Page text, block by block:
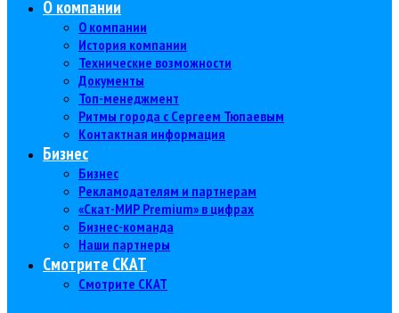
О компании
О компании
История компании
Технические возможности
Документы
Топ-менеджмент
Ритмы города с Сергеем Тюпаевым
Контактная информация
Бизнес
Бизнес
Рекламодателям и партнерам
«Скат-МИР Premium» в цифрах
Бизнес-команда
Наши партнеры
Смотрите СКАТ
Смотрите СКАТ